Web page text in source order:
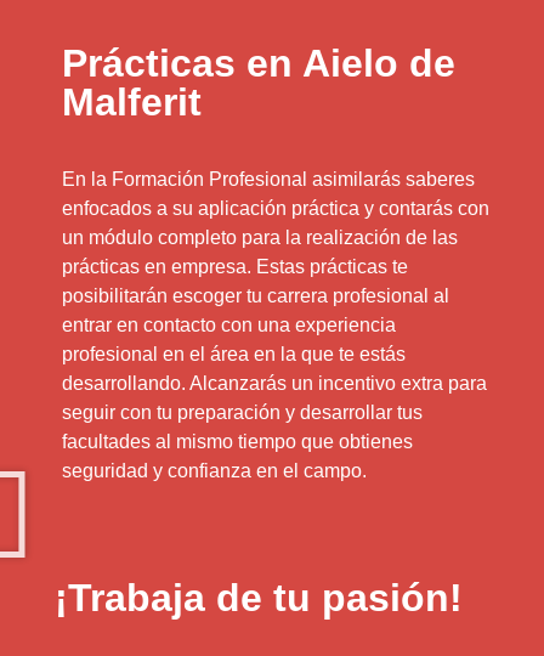
Prácticas en Aielo de
Malferit
En la Formación Profesional asimilarás saberes
enfocados a su aplicación práctica y contarás con
un módulo completo para la realización de las
prácticas en empresa. Estas prácticas te
posibilitarán escoger tu carrera profesional al
entrar en contacto con una experiencia
profesional en el área en la que te estás
desarrollando. Alcanzarás un incentivo extra para
seguir con tu preparación y desarrollar tus
facultades al mismo tiempo que obtienes
seguridad y confianza en el campo.
¡Trabaja de tu pasión!